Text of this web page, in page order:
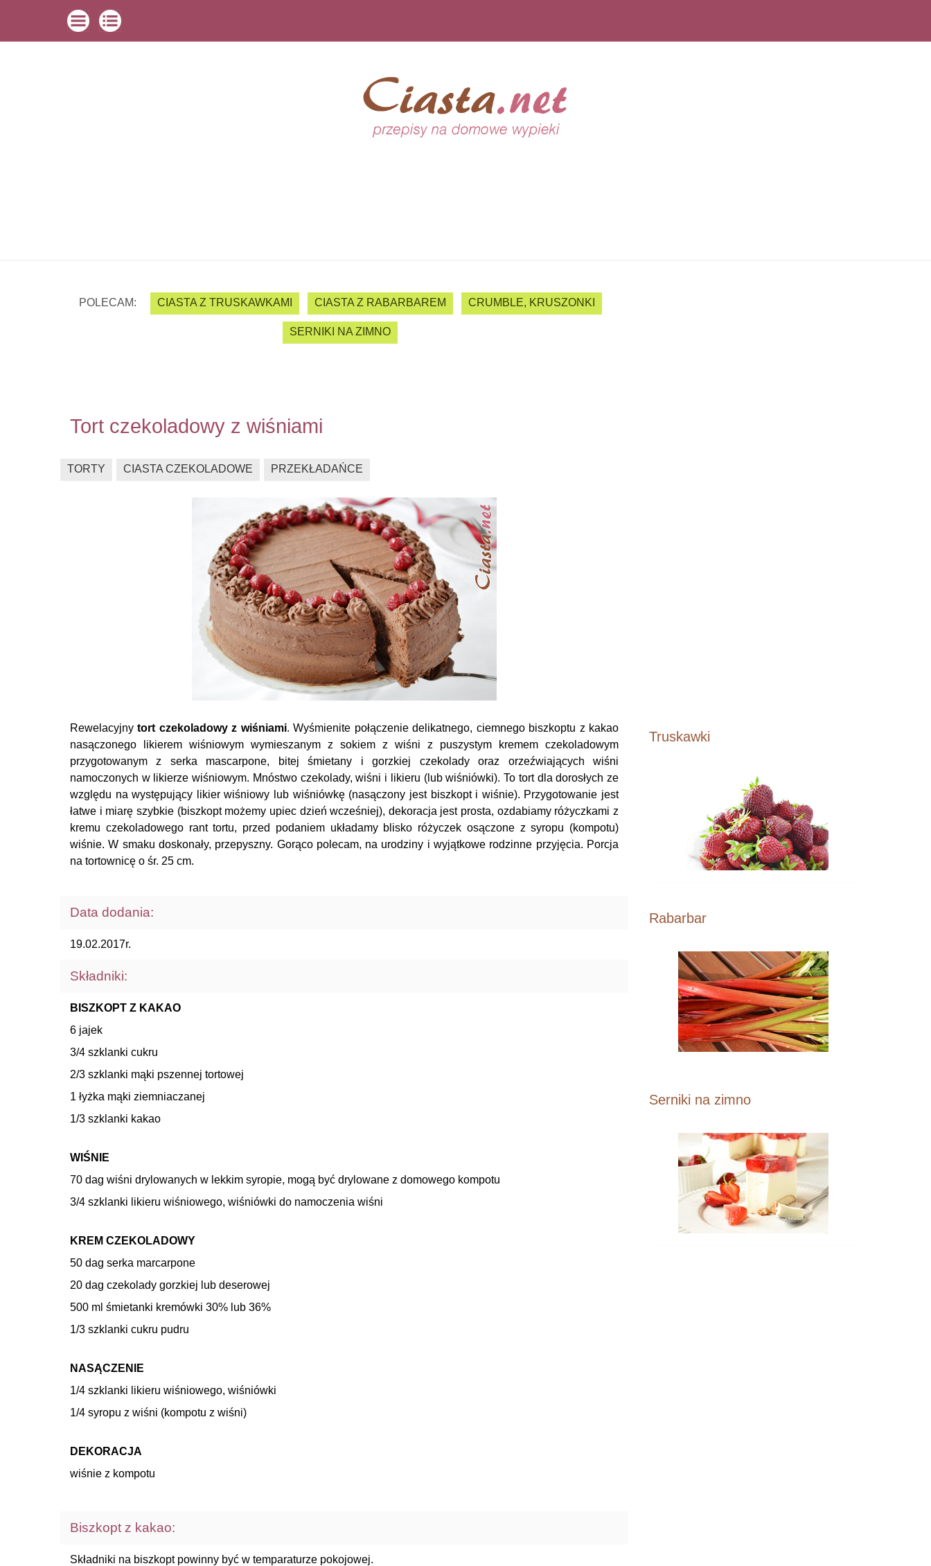
POLECAM: CIASTA Z TRUSKAWKAMI CIASTA Z RABARBAREM CRUMBLE, KRUSZONKI
SERNIKI NA ZIMNO
Tort czekoladowy z wiśniami
TORTY CIASTA CZEKOLADOWE PRZEKŁADAŃCE
Rewelacyjnytort czekoladowy z wiśniami. Wyśmienite połączenie delikatnego, ciemnego biszkoptu z kakao
nasączonego likierem wiśniowym wymieszanym z sokiem z wiśni z puszystym kremem czekoladowym
przygotowanym z serka mascarpone, bitej śmietany i gorzkiej czekolady oraz orzeźwiających wiśni
namoczonych w likierze wiśniowym. Mnóstwo czekolady, wiśni i likieru (lub wiśniówki). To tort dla dorosłych ze
względu na występujący likier wiśniowy lub wiśniówkę (nasączony jest biszkopt i wiśnie). Przygotowanie jest
łatwe i miarę szybkie (biszkopt możemy upiec dzień wcześniej), dekoracja jest prosta, ozdabiamy różyczkami z
kremu czekoladowego rant tortu, przed podaniem układamy blisko różyczek osączone z syropu (kompotu)
wiśnie. W smaku doskonały, przepyszny. Gorąco polecam, na urodziny i wyjątkowe rodzinne przyjęcia. Porcja
na tortownicę o śr. 25 cm.
Data dodania:
19.02.2017r.
Składniki:
BISZKOPT Z KAKAO
6 jajek
3/4 szklanki cukru
2/3 szklanki mąki pszennej tortowej
1 łyżka mąki ziemniaczanej
1/3 szklanki kakao
WIŚNIE
70 dag wiśni drylowanych w lekkim syropie, mogą być drylowane z domowego kompotu
3/4 szklanki likieru wiśniowego, wiśniówki do namoczenia wiśni
KREM CZEKOLADOWY
50 dag serka marcarpone
20 dag czekolady gorzkiej lub deserowej
500 ml śmietanki kremówki 30% lub 36%
1/3 szklanki cukru pudru
NASĄCZENIE
1/4 szklanki likieru wiśniowego, wiśniówki
1/4 syropu z wiśni (kompotu z wiśni)
DEKORACJA
wiśnie z kompotu
Biszkopt z kakao:
Składniki na biszkopt powinny być w temparaturze pokojowej.
Truskawki
Rabarbar
Serniki na zimno